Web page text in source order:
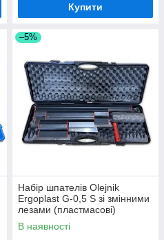
Купити
–5%
Набір шпателів Olejnik
Ergoplast G-0,5 S зі змінними
лезами (пластмасові)
В наявності